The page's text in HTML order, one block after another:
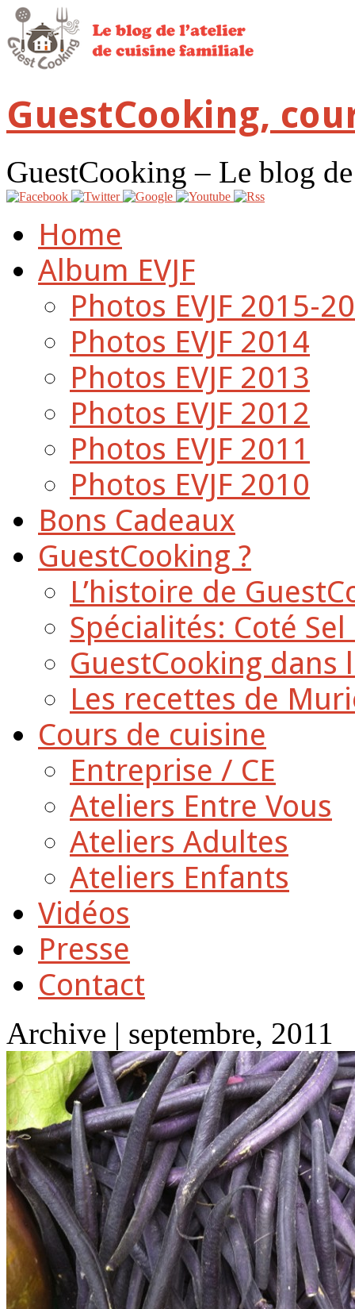
GuestCooking,
GuestCooking – Le blog
Home
Album EVJF
Photos EVJF 2015-
Photos EVJF 2014
Photos EVJF 2013
Photos EVJF 2012
Photos EVJF 2011
Photos EVJF 2010
Bons Cadeaux
GuestCooking ?
L’histoire de
Spécialités: Coté
GuestCooking dans
Les recettes de
Cours de cuisine
Entreprise / CE
Ateliers Entre Vous
Ateliers Adultes
Ateliers Enfants
Vidéos
Presse
Contact
Archive | septembre, 2011